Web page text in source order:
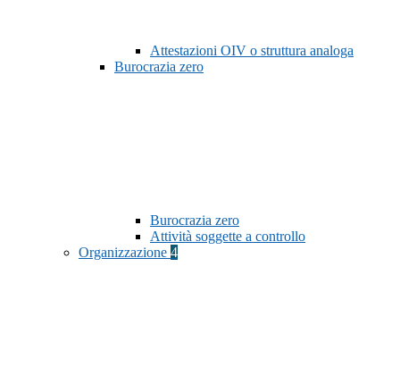
Attestazioni OIV o struttura analoga
Burocrazia zero
Burocrazia zero
Attività soggette a controllo
Organizzazione 4